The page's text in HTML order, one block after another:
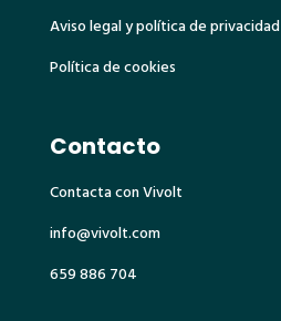
Aviso legal y política de privacidad
Política de cookies
Contacto
Contacta con Vivolt
info@vivolt.com
659 886 704